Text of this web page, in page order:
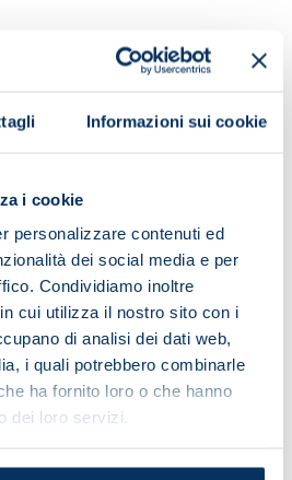
Informazioni sui cookie
i cookie
personalizzare contenuti ed
dei social media e per
Condividiamo inoltre
cui utilizza il nostro sito con i
di analisi dei dati web,
i quali potrebbero combinarle
ha fornito loro o che hanno
dei loro servizi.
league phase fixture
will be officiated by
will be Robert
Florian Badstubner
as the
Dingert
will be the Video
BastianDankertthe
25-26